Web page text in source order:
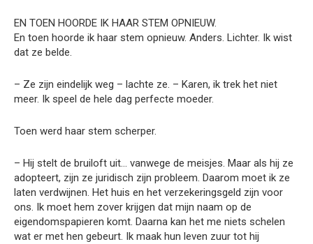
EN TOEN HOORDE IK HAAR STEM OPNIEUW.
En toen hoorde ik haar stem opnieuw. Anders. Lichter. Ik wist
dat ze belde.
– Ze zijn eindelijk weg – lachte ze. – Karen, ik trek het niet
meer. Ik speel de hele dag perfecte moeder.
Toen werd haar stem scherper.
– Hij stelt de bruiloft uit… vanwege de meisjes. Maar als hij ze
adopteert, zijn ze juridisch zijn probleem. Daarom moet ik ze
laten verdwijnen. Het huis en het verzekeringsgeld zijn voor
ons. Ik moet hem zover krijgen dat mijn naam op de
eigendomspapieren komt. Daarna kan het me niets schelen
wat er met hen gebeurt. Ik maak hun leven zuur tot hij